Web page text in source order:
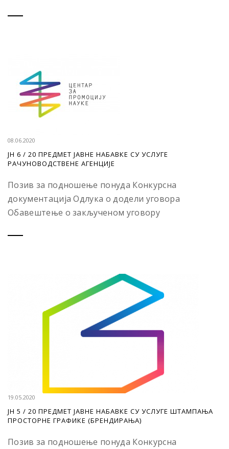
08.06.2020
ЈН 6 / 20 ПРЕДМЕТ ЈАВНЕ НАБАВКЕ СУ УСЛУГЕ
РАЧУНОВОДСТВЕНЕ АГЕНЦИЈЕ
Позив за подношење понуда Конкурсна
документација Одлука о додели уговора
Обавештење о закљученом уговору
19.05.2020
ЈН 5 / 20 ПРЕДМЕТ ЈАВНЕ НАБАВКЕ СУ УСЛУГЕ ШТАМПАЊА
ПРОСТОРНЕ ГРАФИКЕ (БРЕНДИРАЊА)
Позив за подношење понуда Конкурсна